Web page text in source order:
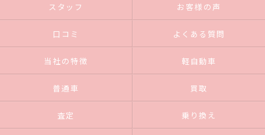
スタッフ お客様の声
口コミ よくある質問
当社の特徴 軽自動車
普通車 買取
査定 乗り換え